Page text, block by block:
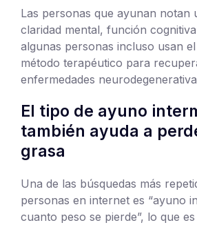
Las personas que ayunan notan
claridad mental, función
algunas personas incluso usan
método terapéutico para
enfermedades
El tipo de ayuno
también ayuda a
grasa
Una de las búsquedas más
personas en internet es “ayuno
cuanto peso se pierde”, lo que